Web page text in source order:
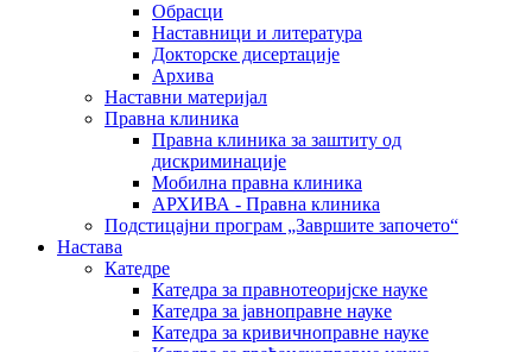
Обрасци
Наставници и литература
Докторске дисертације
Архива
Наставни материјал
Правна клиника
Правна клиника за заштиту од
дискриминације
Мобилна правна клиника
АРХИВА - Правна клиника
Подстицајни програм „Завршите започето“
Настава
Катедре
Катедра за правнотеоријске науке
Катедра за јавноправне науке
Катедра за кривичноправне науке